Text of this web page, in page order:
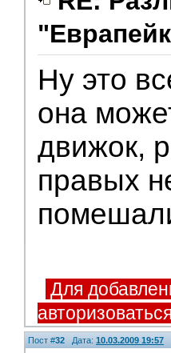
Ну это
она
движок,
правых
Для
авторизоваться
Пост #32 Дата: 10.03.2009 19:57